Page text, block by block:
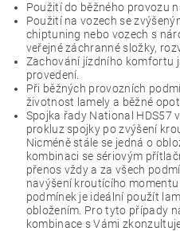
Použití do běžného provozu
Použití na vozech se
chiptuning nebo vozech s
veřejné záchranné složky,
Zachování jízdního komfortu
provedení.
Při běžných provozních
životnost lamely a běžné
Spojka řady National HDS57
prokluz spojky po zvýšení
Nicméně stále se jedná o
kombinaci se sériovým
přenos vždy a za všech
navýšení kroutícího
podmínek je ideální použít
obložením. Pro tyto případy
kombinace s Vámi